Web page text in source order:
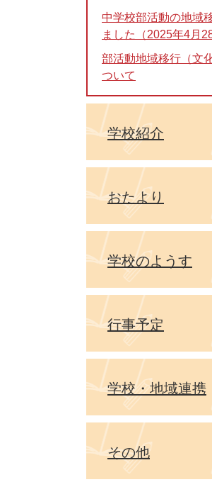
中学校部活動の地域
ました（2025年4月28
部活動地域移行（文
ついて
学校紹介
おたより
学校のようす
行事予定
学校・地域連携
その他